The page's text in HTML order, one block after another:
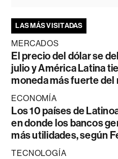
LAS MÁS VISITADAS
MERCADOS
El precio del dólar se
julio y América Latina
moneda más fuerte del
ECONOMÍA
Los 10 países de
en donde los bancos
más utilidades, según
TECNOLOGÍA